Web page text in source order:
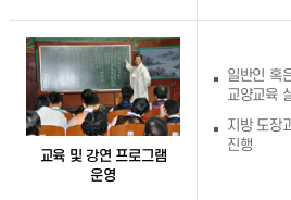
교육 및 강연 프로그램
운영
일반인 혹
교양교육
지방 도장
진행